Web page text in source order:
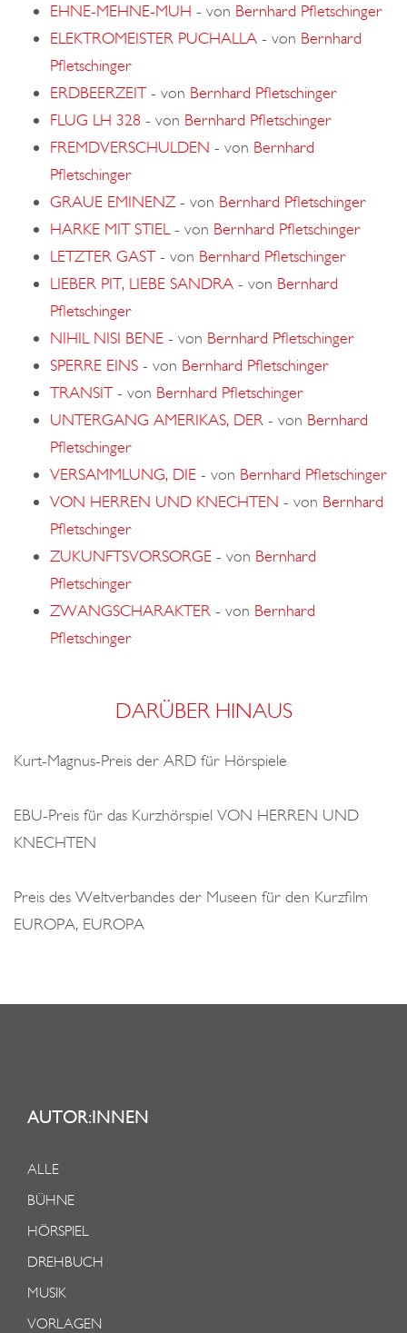
EHNE-MEHNE-MUH - von Bernhard Pfletschinger
ELEKTROMEISTER PUCHALLA - von Bernhard
Pfletschinger
ERDBEERZEIT- von Bernhard Pfletschinger
FLUG LH 328 - von Bernhard Pfletschinger
FREMDVERSCHULDEN - von Bernhard
Pfletschinger
GRAUE EMINENZ - von Bernhard Pfletschinger
HARKE MIT STIEL- von Bernhard Pfletschinger
LETZTER GAST- von Bernhard Pfletschinger
LIEBER PIT, LIEBE SANDRA - von Bernhard
Pfletschinger
NIHIL NISI BENE - von Bernhard Pfletschinger
SPERRE EINS - von Bernhard Pfletschinger
TRANSIT- von Bernhard Pfletschinger
UNTERGANG AMERIKAS, DER - von Bernhard
Pfletschinger
VERSAMMLUNG, DIE - von Bernhard Pfletschinger
VON HERREN UND KNECHTEN - von Bernhard
Pfletschinger
ZUKUNFTSVORSORGE - von Bernhard
Pfletschinger
ZWANGSCHARAKTER - von Bernhard
Pfletschinger
DARÜBER HINAUS
Kurt-Magnus-Preis der ARD für Hörspiele
EBU-Preis für das Kurzhörspiel VON HERREN UND
KNECHTEN
Preis des Weltverbandes der Museen für den Kurzfilm
EUROPA, EUROPA
AUTOR:INNEN
ALLE
BÜHNE
HÖRSPIEL
DREHBUCH
MUSIK
VORLAGEN